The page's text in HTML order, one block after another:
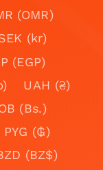
(OMR)
(kr)
(EGP)
UAH (₴)
(Bs.)
PYG (₲)
(BZ$)